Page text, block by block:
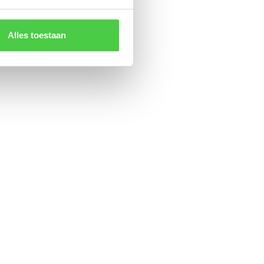
Alles toestaan